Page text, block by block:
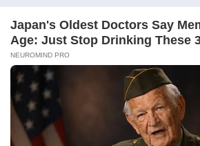
SITANGGANG.net, smart
Copyright © SITANGGANG.netAll
Designed byFetney